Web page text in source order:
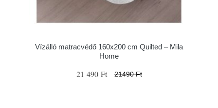
Vízálló matracvédő 160x200 cm Quilted – Mila
Home
21 490 Ft 21490 Ft